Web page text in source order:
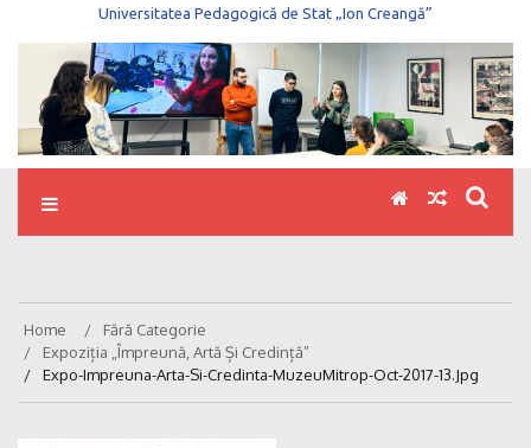
Universitatea Pedagogică de Stat „Ion Creangă”
Home
Fără Categorie
Expoziția „Împreună, Artă Și Credință”
Expo-Impreuna-Arta-Si-Credinta-MuzeuMitrop-Oct-2017-13.jpg